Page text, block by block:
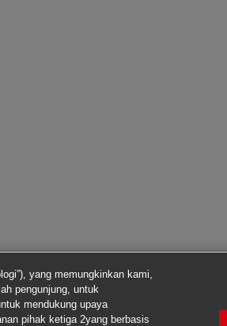
yang memungkinkan kami,
pengunjung, untuk
mendukung upaya
pihak ketiga 2yang berbasis